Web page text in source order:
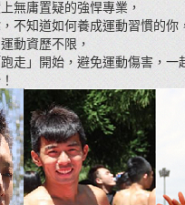
無庸置疑的強悍專業，
不知道如何養成運動習慣的你
動資歷不限，
走」開始，避免運動傷害，